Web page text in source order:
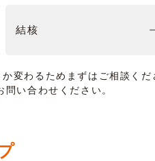
結核
変わるためまずはご相談くだ
い合わせください。